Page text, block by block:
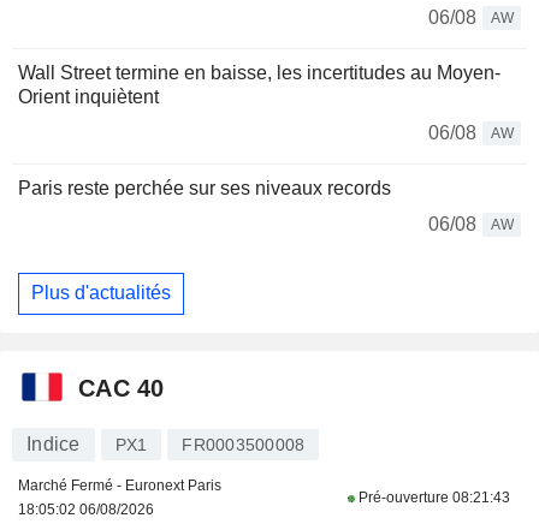
06/08
AW
Wall Street termine en baisse, les incertitudes au Moyen-
Orient inquiètent
06/08
AW
Paris reste perchée sur ses niveaux records
06/08
AW
Plus d'actualités
CAC 40
Indice PX1 FR0003500008
Marché Fermé - Euronext Paris
18:05:02 06/08/2026
Pré-ouverture 08:21:43